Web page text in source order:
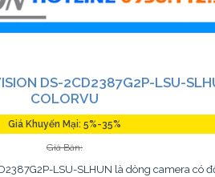
DS-2CD2387G2P-LSU-
COLORVU
Giá Khuyến Mại: 5%-35%
Giá Bán:
LSU-SLHUN là dòng camera có